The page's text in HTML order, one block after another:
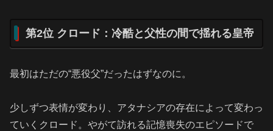
第2位 クロード：冷酷と父性の間で揺れる皇帝
最初はただの“悪役父”だったはずなのに。
少しずつ表情が変わり、アタナシアの存在によって変わっ
ていくクロード。やがて訪れる記憶喪失のエピソードで